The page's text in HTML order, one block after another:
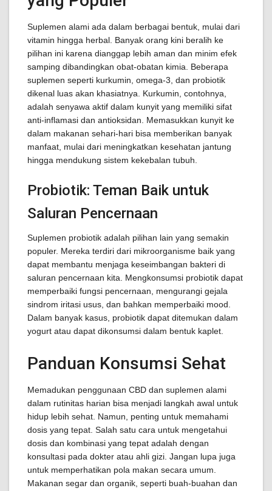
Suplemen alami ada dalam berbagai bentuk, mulai dari
vitamin hingga herbal. Banyak orang kini beralih ke
pilihan ini karena dianggap lebih aman dan minim efek
samping dibandingkan obat-obatan kimia. Beberapa
suplemen seperti kurkumin, omega-3, dan probiotik
dikenal luas akan khasiatnya. Kurkumin, contohnya,
adalah senyawa aktif dalam kunyit yang memiliki sifat
anti-inflamasi dan antioksidan. Memasukkan kunyit ke
dalam makanan sehari-hari bisa memberikan banyak
manfaat, mulai dari meningkatkan kesehatan jantung
hingga mendukung sistem kekebalan tubuh.
Probiotik: Teman Baik untuk
Saluran Pencernaan
Suplemen probiotik adalah pilihan lain yang semakin
populer. Mereka terdiri dari mikroorganisme baik yang
dapat membantu menjaga keseimbangan bakteri di
saluran pencernaan kita. Mengkonsumsi probiotik dapat
memperbaiki fungsi pencernaan, mengurangi gejala
sindrom iritasi usus, dan bahkan memperbaiki mood.
Dalam banyak kasus, probiotik dapat ditemukan dalam
yogurt atau dapat dikonsumsi dalam bentuk kaplet.
Panduan Konsumsi Sehat
Memadukan penggunaan CBD dan suplemen alami
dalam rutinitas harian bisa menjadi langkah awal untuk
hidup lebih sehat. Namun, penting untuk memahami
dosis yang tepat. Salah satu cara untuk mengetahui
dosis dan kombinasi yang tepat adalah dengan
konsultasi pada dokter atau ahli gizi. Jangan lupa juga
untuk memperhatikan pola makan secara umum.
Makanan segar dan organik, seperti buah-buahan dan